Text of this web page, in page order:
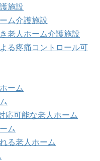
施設
ム介護施設
老人ホーム介護施設
る疼痛コントロール可
ーム
応可能な老人ホーム
ム
る老人ホーム